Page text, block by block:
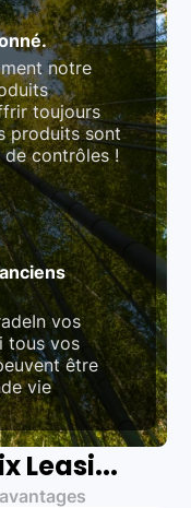
notre
toujours
produits sont
contrôles !
vos
tous vos
être
vie
Leasi...